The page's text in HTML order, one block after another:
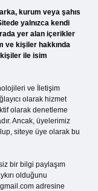
kurum veya şahıs
yalnızca kendi
yer alan içerikler
ve kişiler hakkında
ile isim
ve İletişim
olarak hizmet
olarak denetleme
Ancak, üyelerimiz
siteye üye olarak bu
bir bilgi paylaşım
olduğunu
adresine